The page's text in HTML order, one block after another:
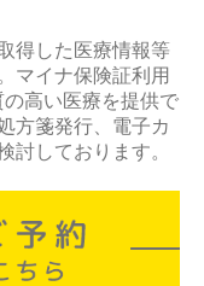
得した医療情報等
マイナ保険証利用
高い医療を提供で
方箋発行、電子カ
討しております。